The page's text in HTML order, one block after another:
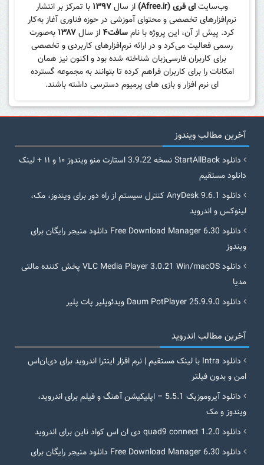
وب‌سایتای فری (Afree.ir) از سال۱۳۹۷ با تمرکز بر انتشار
نرم‌افزارهای تخصصی و محتوای آموزشی در حوزه فناوری آغاز به‌کار
کرد. پیش از آن، این پروژه با نامسافت۴ از سال۱۳۸۷ به‌صورت
رسمی فعالیت می‌کرد و در ارائه نرم‌افزارهای کاربردی و تخصصی
برای کاربران فارسی‌زبان شناخته شده بود و اکنون نیز همان
امکانات را برای کاربران فراهم کرده تا بتوانند به مجموعه گسترده
ای نرم افزار و بازی های پرمیوم دسترسی داشته باشند.
آخرین مطالب ویندوز
دانلود StartAllBack نسخه 3.9.22 استارت منو ویندوز ۱۰ و ۱۱ + لینک
دانلود مستقیم
دانلود AnyDesk 9.6.1 کنترل سیستم از راه دور برای ویندوز، مک،
لینوکس و اندروید
دانلود Free Download Manager 6.30 دانلود منیجر رایگان برای
ویندوز
دانلود VLC Media Player 3.0.21 Win/macOS پخش کننده مالتی
مدیا
دانلود Daum PotPlayer 25.9.9.0 ویدئوپلیر پات پلیر
آخرین مطالب اندروید
دانلود Intra با لینک مستقیم | نرم افزار اینترا اندروید برای دی‌ان‌اس
امن و بدون فیلتر
دانلود آیروموزیک 5.5.1 – اپلیکیشن آهنگ و فیلم برای اندروید،
ویندوز و مک
دانلود quad9 connect 1.2.0 دی ان اس کواد ناین برای اندروید
دانلود Free Download Manager 6.30 دانلود منیجر رایگان برای